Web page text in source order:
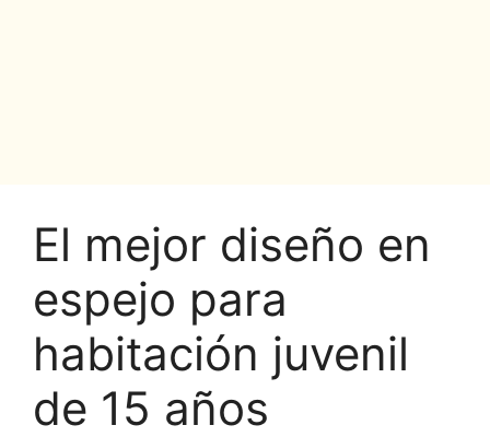
El mejor diseño en
espejo para
habitación juvenil
de 15 años